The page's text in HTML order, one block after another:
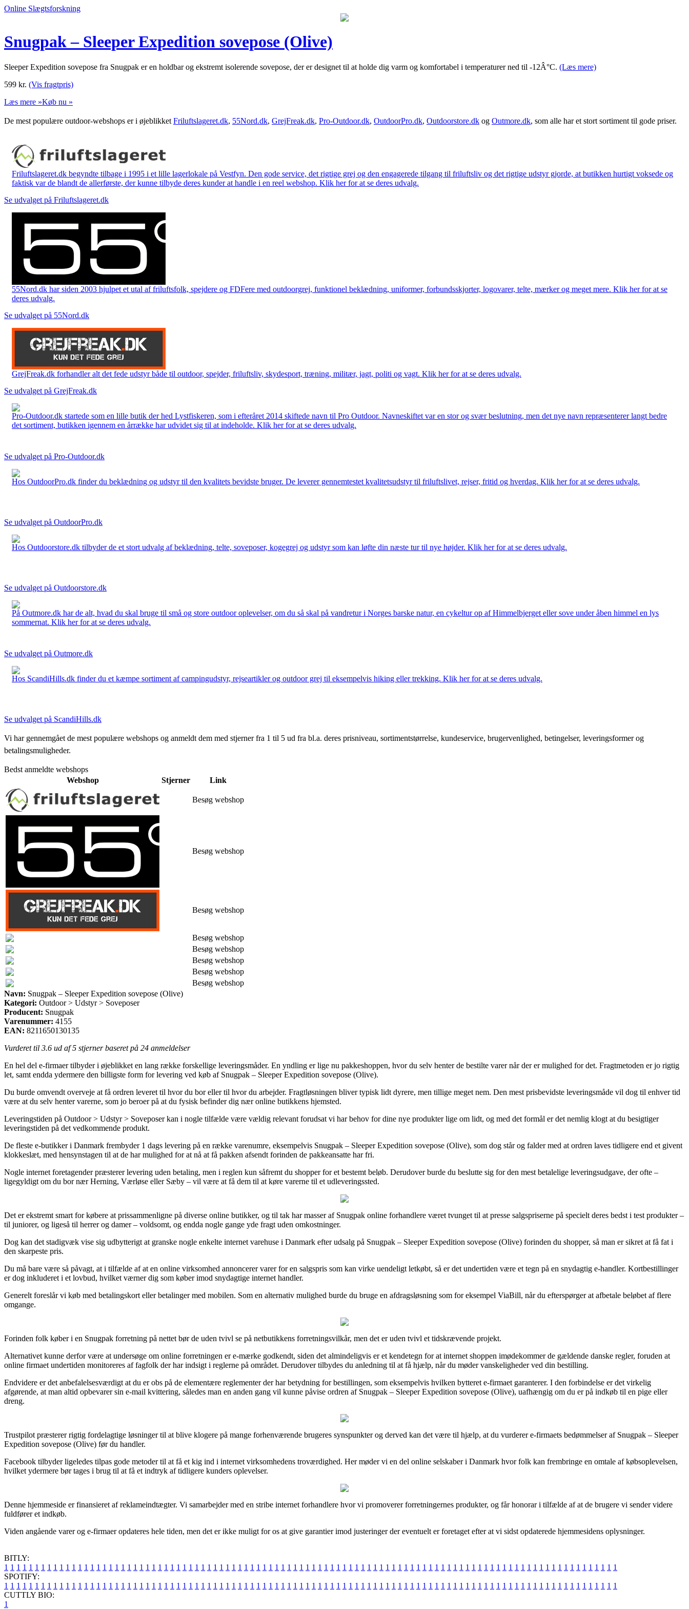
Online Slægtsforskning
Snugpak – Sleeper Expedition sovepose (Olive)
Sleeper Expedition sovepose fra Snugpak er en holdbar og ekstremt isolerende sovepose, der er designet til at holde dig varm og komfortabel i temperaturer ned til -12Â°C. (Læs mere)
599 kr. (Vis fragtpris)
Læs mere »Køb nu »
De mest populære outdoor-webshops er i øjeblikket Friluftslageret.dk, 55Nord.dk, GrejFreak.dk, Pro-Outdoor.dk, OutdoorPro.dk, Outdoorstore.dk og Outmore.dk, som alle har et stort sortiment til gode priser.
Friluftslageret.dk begyndte tilbage i 1995 i et lille lagerlokale på Vestfyn. Den gode service, det rigtige grej og den engagerede tilgang til friluftsliv og det rigtige udstyr gjorde, at butikken hurtigt voksede og
faktisk var de blandt de allerførste, der kunne tilbyde deres kunder at handle i en reel webshop. Klik her for at se deres udvalg.
Se udvalget på Friluftslageret.dk
55Nord.dk har siden 2003 hjulpet et utal af friluftsfolk, spejdere og FDFere med outdoorgrej, funktionel beklædning, uniformer, forbundsskjorter, logovarer, telte, mærker og meget mere. Klik her for at se
deres udvalg.
Se udvalget på 55Nord.dk
GrejFreak.dk forhandler alt det fede udstyr både til outdoor, spejder, friluftsliv, skydesport, træning, militær, jagt, politi og vagt. Klik her for at se deres udvalg.
Se udvalget på GrejFreak.dk
Pro-Outdoor.dk startede som en lille butik der hed Lystfiskeren, som i efteråret 2014 skiftede navn til Pro Outdoor. Navneskiftet var en stor og svær beslutning, men det nye navn repræsenterer langt bedre
det sortiment, butikken igennem en årrække har udvidet sig til at indeholde. Klik her for at se deres udvalg.
Se udvalget på Pro-Outdoor.dk
Hos OutdoorPro.dk finder du beklædning og udstyr til den kvalitets bevidste bruger. De leverer gennemtestet kvalitetsudstyr til friluftslivet, rejser, fritid og hverdag. Klik her for at se deres udvalg.
Se udvalget på OutdoorPro.dk
Hos Outdoorstore.dk tilbyder de et stort udvalg af beklædning, telte, soveposer, kogegrej og udstyr som kan løfte din næste tur til nye højder. Klik her for at se deres udvalg.
Se udvalget på Outdoorstore.dk
På Outmore.dk har de alt, hvad du skal bruge til små og store outdoor oplevelser, om du så skal på vandretur i Norges barske natur, en cykeltur op af Himmelbjerget eller sove under åben himmel en lys
sommernat. Klik her for at se deres udvalg.
Se udvalget på Outmore.dk
Hos ScandiHills.dk finder du et kæmpe sortiment af campingudstyr, rejseartikler og outdoor grej til eksempelvis hiking eller trekking. Klik her for at se deres udvalg.
Se udvalget på ScandiHills.dk
Vi har gennemgået de mest populære webshops og anmeldt dem med stjerner fra 1 til 5 ud fra bl.a. deres prisniveau, sortimentstørrelse, kundeservice, brugervenlighed, betingelser, leveringsformer og
betalingsmuligheder.
Bedst anmeldte webshops
Webshop
Stjerner Link
Besøg webshop
Besøg webshop
Besøg webshop
Besøg webshop
Besøg webshop
Besøg webshop
Besøg webshop
Besøg webshop
Navn: Snugpak – Sleeper Expedition sovepose (Olive)
Kategori: Outdoor > Udstyr > Soveposer
Producent: Snugpak
Varenummer: 4155
EAN: 8211650130135
Vurderet til 3.6 ud af 5 stjerner baseret på 24 anmeldelser
En hel del e-firmaer tilbyder i øjeblikket en lang række forskellige leveringsmåder. En yndling er lige nu pakkeshoppen, hvor du selv henter de bestilte varer når der er mulighed for det. Fragtmetoden er jo rigtig
let, samt endda ydermere den billigste form for levering ved køb af Snugpak – Sleeper Expedition sovepose (Olive).
Du burde omvendt overveje at få ordren leveret til hvor du bor eller til hvor du arbejder. Fragtløsningen bliver typisk lidt dyrere, men tillige meget nem. Den mest prisbevidste leveringsmåde vil dog til enhver tid
være at du selv henter varerne, som jo beroer på at du fysisk befinder dig nær online butikkens hjemsted.
Leveringstiden på Outdoor > Udstyr > Soveposer kan i nogle tilfælde være vældig relevant forudsat vi har behov for dine nye produkter lige om lidt, og med det formål er det nemlig klogt at du besigtiger
leveringstiden på det vedkommende produkt.
De fleste e-butikker i Danmark frembyder 1 dags levering på en række varenumre, eksempelvis Snugpak – Sleeper Expedition sovepose (Olive), som dog står og falder med at ordren laves tidligere end et givent
klokkeslæt, med hensynstagen til at de har mulighed for at nå at få pakken afsendt forinden de pakkeansatte har fri.
Nogle internet foretagender præsterer levering uden betaling, men i reglen kun såfremt du shopper for et bestemt beløb. Derudover burde du beslutte sig for den mest betalelige leveringsudgave, der ofte –
ligegyldigt om du bor nær Herning, Værløse eller Sæby – vil være at få dem til at køre varerne til et udleveringssted.
Det er ekstremt smart for købere at prissammenligne på diverse online butikker, og til tak har masser af Snugpak online forhandlere været tvunget til at presse salgspriserne på specielt deres bedst i test produkter –
til juniorer, og ligeså til herrer og damer – voldsomt, og endda nogle gange yde fragt uden omkostninger.
Dog kan det stadigvæk vise sig udbytterigt at granske nogle enkelte internet varehuse i Danmark efter udsalg på Snugpak – Sleeper Expedition sovepose (Olive) forinden du shopper, så man er sikret at få fat i
den skarpeste pris.
Du må bare være så påvagt, at i tilfælde af at en online virksomhed annoncerer varer for en salgspris som kan virke uendeligt letkøbt, så er det undertiden være et tegn på en snydagtig e-handler. Kortbestillinger
er dog inkluderet i et lovbud, hvilket værner dig som køber imod snydagtige internet handler.
Generelt foreslår vi køb med betalingskort eller betalinger med mobilen. Som en alternativ mulighed burde du bruge en afdragsløsning som for eksempel ViaBill, når du efterspørger at afbetale beløbet af flere
omgange.
Forinden folk køber i en Snugpak forretning på nettet bør de uden tvivl se på netbutikkens forretningsvilkår, men det er uden tvivl et tidskrævende projekt.
Alternativet kunne derfor være at undersøge om online forretningen er e-mærke godkendt, siden det almindeligvis er et kendetegn for at internet shoppen imødekommer de gældende danske regler, foruden at
online firmaet undertiden monitoreres af fagfolk der har indsigt i reglerne på området. Derudover tilbydes du anledning til at få hjælp, når du møder vanskeligheder ved din bestilling.
Endvidere er det anbefalelsesværdigt at du er obs på de elementære reglementer der har betydning for bestillingen, som eksempelvis hvilken bytteret e-firmaet garanterer. I den forbindelse er det virkelig
afgørende, at man altid opbevarer sin e-mail kvittering, således man en anden gang vil kunne påvise ordren af Snugpak – Sleeper Expedition sovepose (Olive), uafhængig om du er på indkøb til en pige eller
dreng.
Trustpilot præsterer rigtig fordelagtige løsninger til at blive klogere på mange forhenværende brugeres synspunkter og derved kan det være til hjælp, at du vurderer e-firmaets bedømmelser af Snugpak – Sleeper
Expedition sovepose (Olive) før du handler.
Facebook tilbyder ligeledes tilpas gode metoder til at få et kig ind i internet virksomhedens troværdighed. Her møder vi en del online selskaber i Danmark hvor folk kan frembringe en omtale af købsoplevelsen,
hvilket ydermere bør tages i brug til at få et indtryk af tidligere kunders oplevelser.
Denne hjemmeside er finansieret af reklameindtægter. Vi samarbejder med en stribe internet forhandlere hvor vi promoverer forretningernes produkter, og får honorar i tilfælde af at de brugere vi sender videre
fuldfører et indkøb.
Viden angående varer og e-firmaer opdateres hele tiden, men det er ikke muligt for os at give garantier imod justeringer der eventuelt er foretaget efter at vi sidst opdaterede hjemmesidens oplysninger.
BITLY:
1 1 1 1 1 1 1 1 1 1 1 1 1 1 1 1 1 1 1 1 1 1 1 1 1 1 1 1 1 1 1 1 1 1 1 1 1 1 1 1 1 1 1 1 1 1 1 1 1 1 1 1 1 1 1 1 1 1 1 1 1 1 1 1 1 1 1 1 1 1 1 1 1 1 1 1 1 1 1 1 1 1 1 1 1 1 1 1 1 1 1 1 1 1 1 1 1 1 1 1
SPOTIFY:
1 1 1 1 1 1 1 1 1 1 1 1 1 1 1 1 1 1 1 1 1 1 1 1 1 1 1 1 1 1 1 1 1 1 1 1 1 1 1 1 1 1 1 1 1 1 1 1 1 1 1 1 1 1 1 1 1 1 1 1 1 1 1 1 1 1 1 1 1 1 1 1 1 1 1 1 1 1 1 1 1 1 1 1 1 1 1 1 1 1 1 1 1 1 1 1 1 1 1 1
CUTTLY BIO:
1